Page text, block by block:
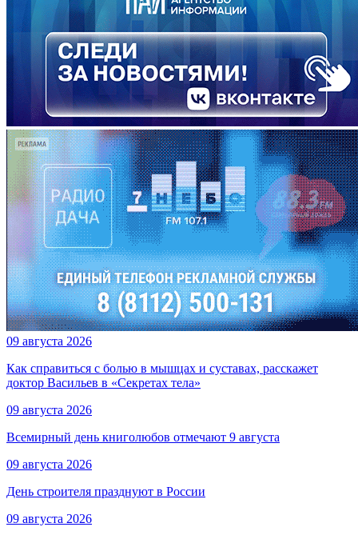
09 августа 2026
Как справиться с болью в мышцах и суставах, расскажет
доктор Васильев в «Секретах тела»
09 августа 2026
Всемирный день книголюбов отмечают 9 августа
09 августа 2026
День строителя празднуют в России
09 августа 2026